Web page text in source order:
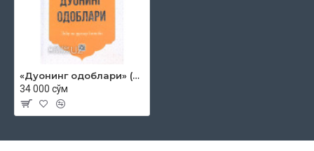
«Дуонинг одоблари» (Зикр ва дуолар китоби)
34 000 сўм